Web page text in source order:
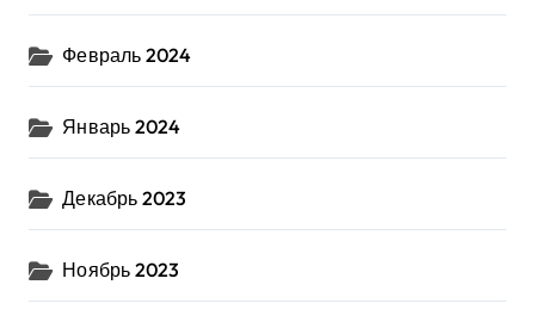
Февраль 2024
Январь 2024
Декабрь 2023
Ноябрь 2023